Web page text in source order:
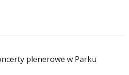
plenerowe w Parku